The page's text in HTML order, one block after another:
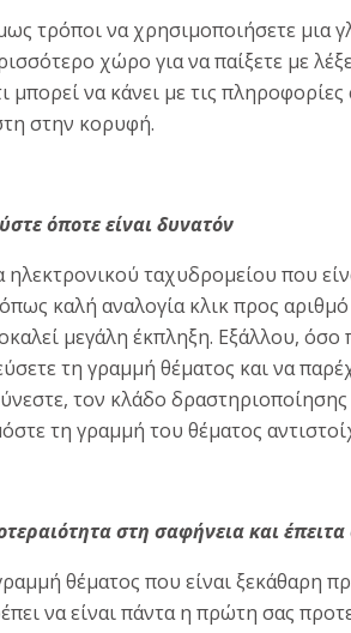
τρόποι να χρησιμοποιήσετε μια
χώρο για να παίξετε με
μπορεί να κάνει με τις
στην κορυφή.
όποτε είναι δυνατόν
ταχυδρομείου που
καλή αναλογία κλικ προς
μεγάλη έκπληξη. Εξάλλου, όσο
τη γραμμή θέματος και να
τον κλάδο δραστηριοποίησης
τη γραμμή του θέματος
στη σαφήνεια και έπειτα
θέματος που είναι ξεκάθαρη
να είναι πάντα η πρώτη σας